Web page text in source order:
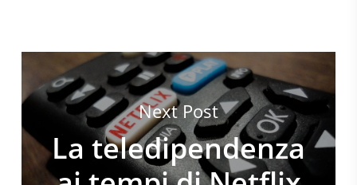
Next Post
La teledipendenza